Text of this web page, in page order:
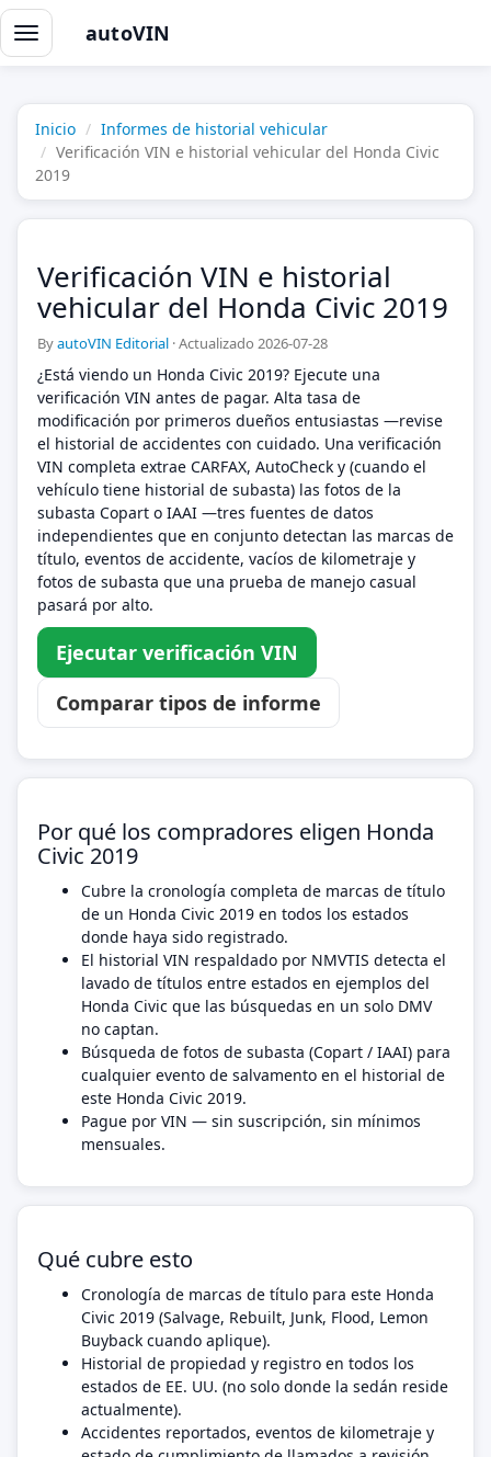
Alternar
navegación
autoVIN
Inicio
Informes de historial vehicular
Verificación VIN e historial vehicular del Honda Civic
2019
Verificación VIN e historial
vehicular del Honda Civic 2019
ByautoVIN Editorial ·Actualizado 2026-07-28
¿Está viendo un Honda Civic 2019? Ejecute una
verificación VIN antes de pagar. Alta tasa de
modificación por primeros dueños entusiastas —revise
el historial de accidentes con cuidado. Una verificación
VIN completa extrae CARFAX, AutoCheck y (cuando el
vehículo tiene historial de subasta) las fotos de la
subasta Copart o IAAI —tres fuentes de datos
independientes que en conjunto detectan las marcas de
título, eventos de accidente, vacíos de kilometraje y
fotos de subasta que una prueba de manejo casual
pasará por alto.
Ejecutar verificación VIN
Comparar tipos de informe
Por qué los compradores eligen Honda
Civic 2019
Cubre la cronología completa de marcas de título
de un Honda Civic 2019 en todos los estados
donde haya sido registrado.
El historial VIN respaldado por NMVTIS detecta el
lavado de títulos entre estados en ejemplos del
Honda Civic que las búsquedas en un solo DMV
no captan.
Búsqueda de fotos de subasta (Copart / IAAI) para
cualquier evento de salvamento en el historial de
este Honda Civic 2019.
Pague por VIN — sin suscripción, sin mínimos
mensuales.
Qué cubre esto
Cronología de marcas de título para este Honda
Civic 2019 (Salvage, Rebuilt, Junk, Flood, Lemon
Buyback cuando aplique).
Historial de propiedad y registro en todos los
estados de EE. UU. (no solo donde la sedán reside
actualmente).
Accidentes reportados, eventos de kilometraje y